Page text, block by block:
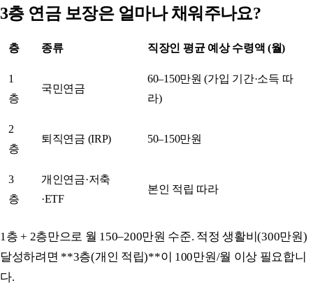
3층 연금 보장은 얼마나 채워주나요?
층 종류 직장인 평균 예상 수령액 (월)
1
층
국민연금
60–150만원 (가입 기간·소득 따
라)
2
층
퇴직연금 (IRP) 50–150만원
3
층
개인연금·저축
·ETF
본인 적립 따라
1층 + 2층만으로 월 150–200만원 수준. 적정 생활비(300만원)
달성하려면 **3층(개인 적립)**이 100만원/월 이상 필요합니
다.